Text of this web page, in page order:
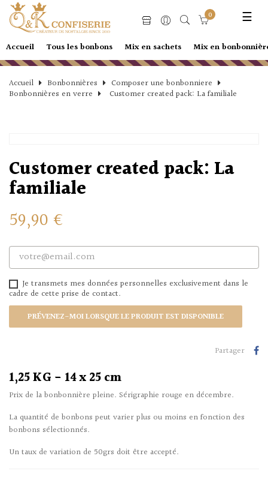
☰
0
Accueil Tous les bonbons Mix en sachets Mix en
Accueil Bonbonnières
Composer une bonbonniere
Bonbonnières en verre
Customer created pack: La familiale
Customer created pack: La
familiale
59,90 €
Je transmets mes données personnelles exclusivement dans le
cadre de cette prise de contact.
PRÉVENEZ-MOI LORSQUE LE PRODUIT EST DISPONIBLE
Partager
1,25 KG - 14 x 25 cm
Prix de la bonbonnière pleine. Sérigraphie rouge en décembre.
La quantité de bonbons peut varier plus ou moins en fonction des
bonbons sélectionnés.
Un taux de variation de 50grs doit être accepté.